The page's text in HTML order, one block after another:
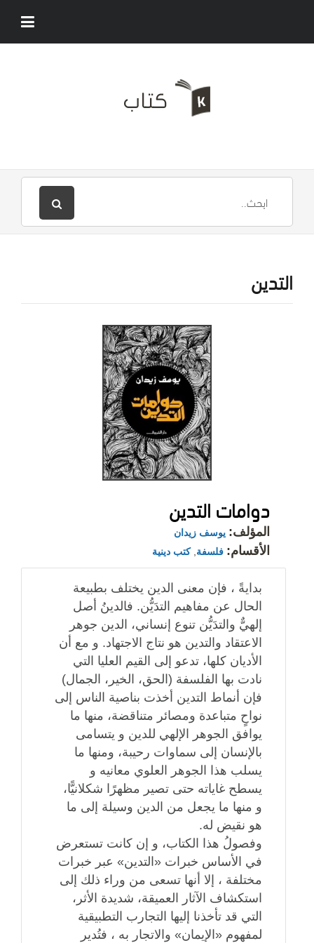
التدين
دوامات التدين
المؤلف: يوسف زيدان
الأقسام: فلسفة ,كتب دينية
بدايةً ، فإن معنى الدين يختلف بطبيعة
الحال عن مفاهيم التدَيُّن. فالدينُ أصل
إلهيٌّ والتدَيُّن تنوع إنساني، الدين جوهر
الاعتقاد والتدين هو نتاج الاجتهاد. و مع أن
الأديان كلها، تدعو إلى القيم العليا التي
نادت بها الفلسفة (الحق، الخير، الجمال)
فإن أنماط التدين أخذت بناصية الناس إلى
نواحٍ متباعدة ومصائر متناقضة، منها ما
يوافق الجوهر الإلهي للدين و يتسامى
بالإنسان إلى سماوات رحيبة، ومنها ما
يسلب هذا الجوهر العلوي معانيه و
يسطح غاياته حتى تصير مظهرًا شكلانيًّا،
و منها ما يجعل من الدين وسيلة إلى ما
هو نقيض له.
وفصولُ هذا الكتاب، و إن كانت تستعرض
في الأساس خبرات «التدين» عبر خبرات
مختلفة ، إلا أنها تسعى من وراء ذلك إلى
استكشاف الآثار العميقة، شديدة الأثر،
التي قد تأخذنا إليها التجارب التطبيقية
لمفهوم «الإيمان» والاتجار به ، فتُدير